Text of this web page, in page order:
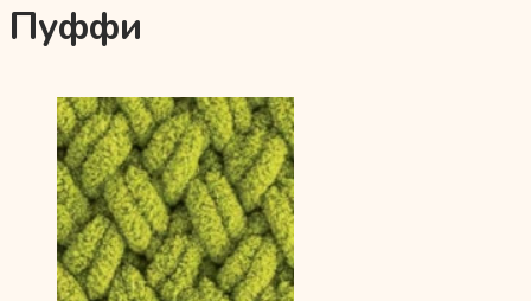
Пуффи